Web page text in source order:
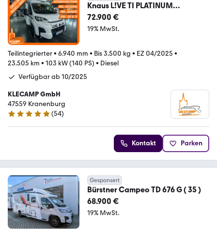
Knaus L!VE TI PLATINUM
SELECTION 650 MEG *Automatik*
72.900 €
19% MwSt.
Teilintegrierter• 6.940 mm • Bis 3.500 kg • EZ 04/2025 •
23.505 km • 103 kW (140 PS) • Diesel
Verfügbar ab 10/2025
KLECAMP GmbH
47559 Kranenburg
4.9 Sterne
(54)
Kontakt Parken
Gesponsert
Bürstner Campeo TD 676 G ( 35 )
68.900 €
19% MwSt.